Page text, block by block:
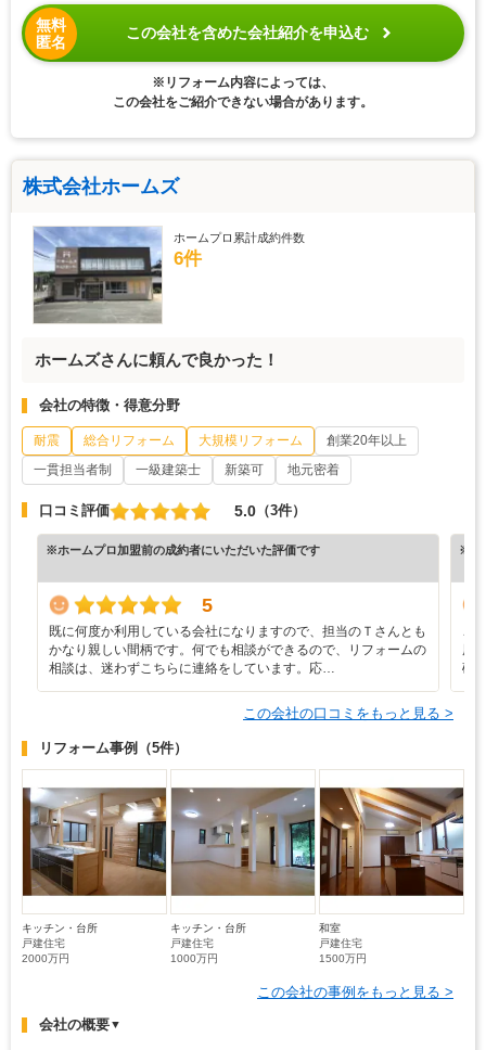
無料
匿名
この会社を含めた会社紹介を申込む
※リフォーム内容によっては、
この会社をご紹介できない場合があります。
株式会社ホームズ
ホームプロ累計成約件数
6件
ホームズさんに頼んで良かった！
会社の特徴・得意分野
耐震 総合リフォーム 大規模リフォーム
創業20年以上
一貫担当者制
一級建築士 新築可 地元密着
口コミ評価 5.0 （3件）
※ホームプロ加盟前の成約者にいただいた評価です
5
既に何度か利用している会社になりますので、担当のＴさんとも
かなり親しい間柄です。何でも相談ができるので、リフォームの
相談は、迷わずこちらに連絡をしています。応…
※ホ
用
確
この会社の口コミをもっと見る >
リフォーム事例 （5件）
キッチン・台所
戸建住宅
2000万円
キッチン・台所
戸建住宅
1000万円
和室
戸建住宅
1500万円
この会社の事例をもっと見る >
会社の概要▼